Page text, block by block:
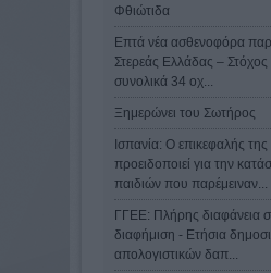
Φθιώτιδα
Επτά νέα ασθενοφόρα
Στερεάς Ελλάδας – Στόχος
συνολικά 34 οχ...
Ξημερώνει του Σωτήρος
Ισπανία: Ο επικεφαλής
προειδοποιεί για την
παιδιών που παρέμειναν...
ΓΓΕΕ: Πλήρης διαφάνεια
διαφήμιση - Eτήσια
απολογιστικών δαπ...